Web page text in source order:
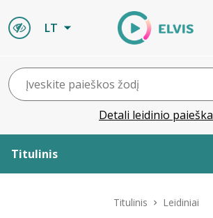
LT
Detali leidinio paieška
Titulinis
Titulinis Leidiniai